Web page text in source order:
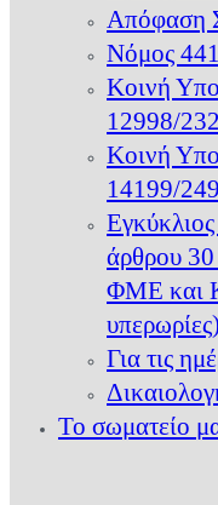
Απόφαση
Νόμος
Κοινή
12998/
Κοινή
14199/
άρθρου
ΦΜΕ και
υπερωρίες)
Για τις
Το σωματείο